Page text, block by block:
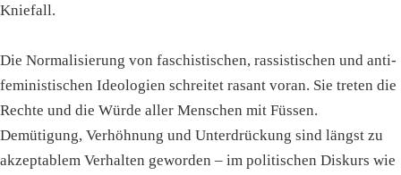
Kniefall.
Die Normalisierung von faschistischen, rassistischen und anti-
feministischen Ideologien schreitet rasant voran. Sie treten die
Rechte und die Würde aller Menschen mit Füssen.
Demütigung, Verhöhnung und Unterdrückung sind längst zu
akzeptablem Verhalten geworden – im politischen Diskurs wie